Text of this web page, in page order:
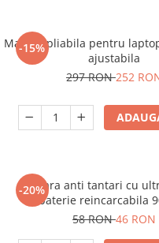
-15%
Masuta pliabila pentru
ajustabila
297 RON252
-20%
Bratara anti tantari cu
baterie reincarcabila
58 RON46 RON